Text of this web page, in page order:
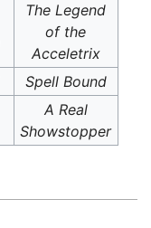
The Legend
of the
Acceletrix
Spell Bound
A Real
Showstopper